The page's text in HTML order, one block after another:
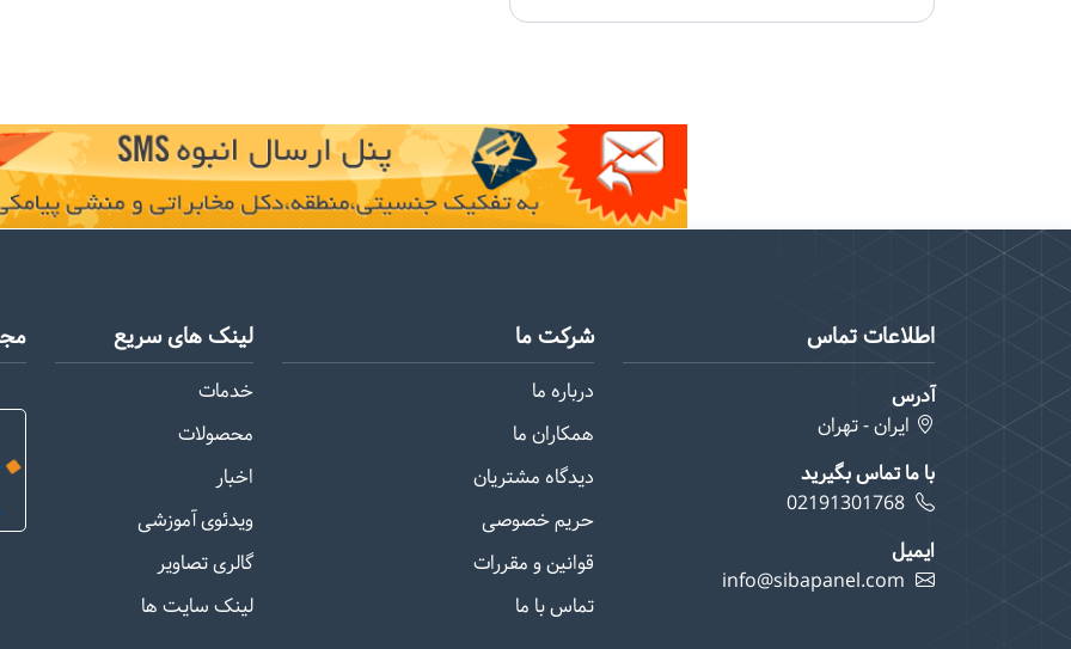
اطلاعات تماس
آدرس
ایران - تهران
با ما تماس بگیرید
02191301768
ایمیل
info@sibapanel.com
شرکت ما
درباره ما
همکاران ما
دیدگاه مشتریان
حریم خصوصی
قوانین و مقررات
تماس با ما
لینک های سریع
خدمات
محصولات
اخبار
ویدئوی آموزشی
گالری تصاویر
لینک سایت ها